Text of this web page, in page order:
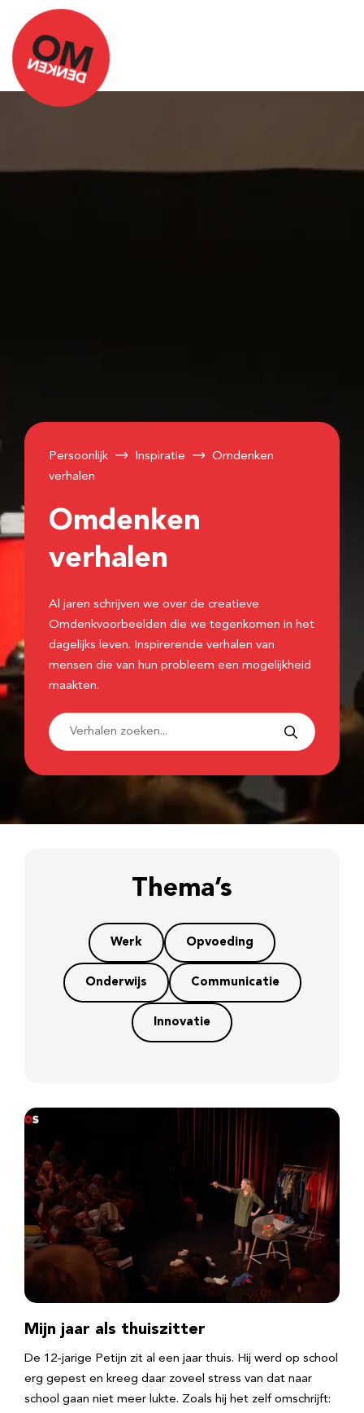
Persoonlijk Inspiratie
Omdenken
verhalen
Omdenken
verhalen
Al jaren schrijven we over de creatieve
Omdenkvoorbeelden die we tegenkomen in het
dagelijks leven. Inspirerende verhalen van
mensen die van hun probleem een mogelijkheid
maakten.
Thema’s
Werk Opvoeding
Onderwijs Communicatie
Innovatie
Mijn jaar als thuiszitter
De 12-jarige Petijn zit al een jaar thuis. Hij werd op school
erg gepest en kreeg daar zoveel stress van dat naar
school gaan niet meer lukte. Zoals hij het zelf omschrijft: